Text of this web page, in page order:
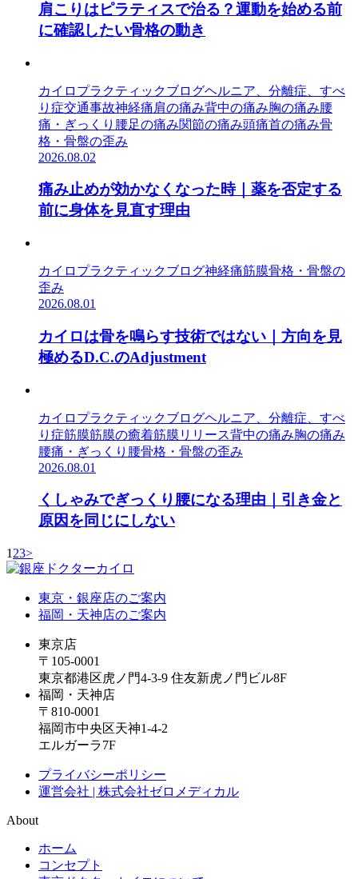
肩こりはピラティスで治る？運動を始める前
に確認したい骨格の動き
カイロプラクティックブログヘルニア、分離症、すべ
り症交通事故神経痛肩の痛み背中の痛み胸の痛み腰
痛・ぎっくり腰足の痛み関節の痛み頭痛首の痛み骨
格・骨盤の歪み
2026.08.02
痛み止めが効かなくなった時｜薬を否定する
前に身体を見直す理由
カイロプラクティックブログ神経痛筋膜骨格・骨盤の
歪み
2026.08.01
カイロは骨を鳴らす技術ではない｜方向を見
極めるD.C.のAdjustment
カイロプラクティックブログヘルニア、分離症、すべ
り症筋膜筋膜の癒着筋膜リリース背中の痛み胸の痛み
腰痛・ぎっくり腰骨格・骨盤の歪み
2026.08.01
くしゃみでぎっくり腰になる理由｜引き金と
原因を同じにしない
1 23>
東京・銀座店のご案内
福岡・天神店のご案内
東京店
〒105-0001
東京都港区虎ノ門4-3-9 住友新虎ノ門ビル8F
福岡・天神店
〒810-0001
福岡市中央区天神1-4-2
エルガーラ7F
プライバシーポリシー
運営会社 | 株式会社ゼロメディカル
About
ホーム
コンセプト